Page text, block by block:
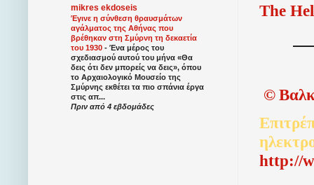
The
©
http://
mikres ekdoseis
Έγινε η σύνθεση θραυσμάτων
αγάλματος της Αθήνας που
βρέθηκαν στη Σμύρνη τη δεκαετία
του 1930 - Ένα μέρος του
σχεδιασμού αυτού του μήνα «Θα
δεις ότι δεν μπορείς να δεις», όπου
το Αρχαιολογικό Μουσείο της
Σμύρνης εκθέτει τα πιο σπάνια έργα
στις απ...
Πριν από 4 εβδομάδες